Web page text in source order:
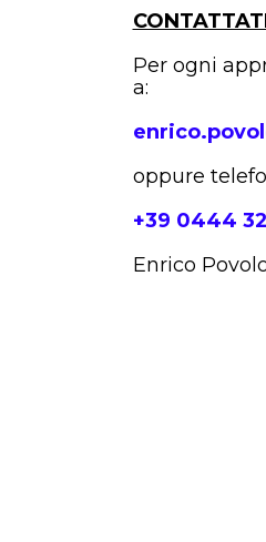
Per ogni
a:
oppure
+39 0444
Enrico